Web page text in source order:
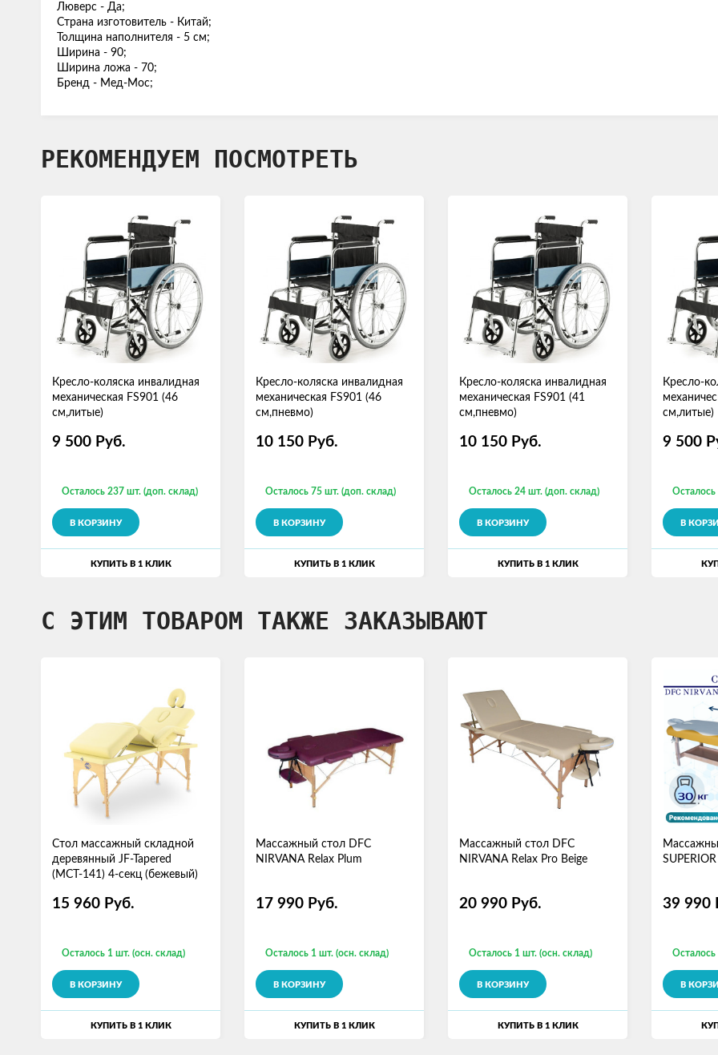
Люверс - Да;
Страна изготовитель - Китай;
Толщина наполнителя - 5 см;
Ширина - 90;
Ширина ложа - 70;
Бренд - Мед-Мос;
РЕКОМЕНДУЕМ ПОСМОТРЕТЬ
Кресло-коляска инвалидная
механическая FS901 (46
см,литые)
9 500 Руб.
Осталось 237 шт. (доп. склад)
В КОРЗИНУ
КУПИТЬ В 1 КЛИК
Кресло-коляска инвалидная
механическая FS901 (46
см,пневмо)
10 150 Руб.
Осталось 75 шт. (доп. склад)
В КОРЗИНУ
КУПИТЬ В 1 КЛИК
Кресло-коляска инвалидная
механическая FS901 (41
см,пневмо)
10 150 Руб.
Осталось 24 шт. (доп. склад)
В КОРЗИНУ
КУПИТЬ В 1 КЛИК
Кресло-
см,литые)
9 500
Осталось
В
С ЭТИМ ТОВАРОМ ТАКЖЕ ЗАКАЗЫВАЮТ
Стол массажный складной
деревянный JF-Tapered
(МСТ-141) 4-секц (бежевый)
15 960 Руб.
Осталось 1 шт. (осн. склад)
В КОРЗИНУ
КУПИТЬ В 1 КЛИК
Массажный стол DFC
NIRVANA Relax Plum
17 990 Руб.
Осталось 1 шт. (осн. склад)
В КОРЗИНУ
КУПИТЬ В 1 КЛИК
Массажный стол DFC
NIRVANA Relax Pro Beige
20 990 Руб.
Осталось 1 шт. (осн. склад)
В КОРЗИНУ
КУПИТЬ В 1 КЛИК
39 990
Осталось
В